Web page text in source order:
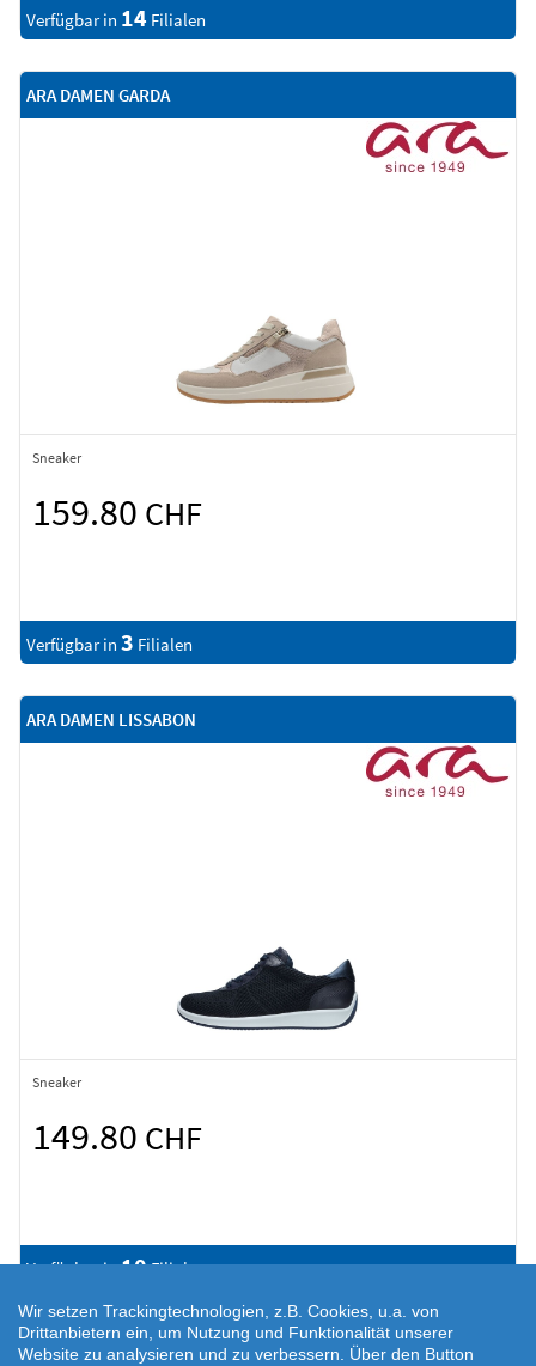
Verfügbar in 14 Filialen
ARA DAMEN GARDA
Sneaker
159.80 CHF
Verfügbar in 3 Filialen
ARA DAMEN LISSABON
Sneaker
149.80 CHF
Verfügbar in10Filialen
Wir setzen Trackingtechnologien, z.B. Cookies, u.a. von
Drittanbietern ein, um Nutzung und Funktionalität unserer
Website zu analysieren und zu verbessern. Über den Button